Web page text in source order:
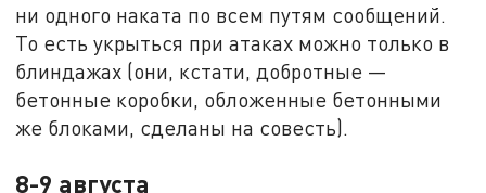
ни одного наката по всем путям сообщений.
То есть укрыться при атаках можно только в
блиндажах (они, кстати, добротные —
бетонные коробки, обложенные бетонными
же блоками, сделаны на совесть).
8-9 августа